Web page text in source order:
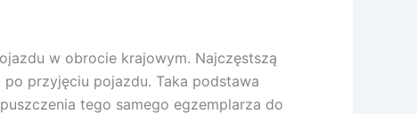
w obrocie krajowym. Najczęstszą
przyjęciu pojazdu. Taka podstawa
tego samego egzemplarza do